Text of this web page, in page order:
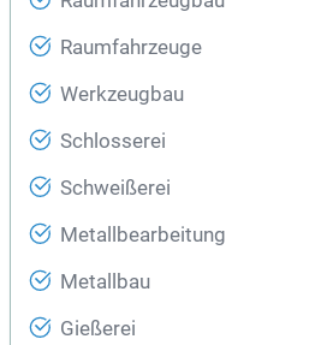
Raumfahrzeuge
Werkzeugbau
Schlosserei
Schweißerei
Metallbearbeitung
Metallbau
Gießerei